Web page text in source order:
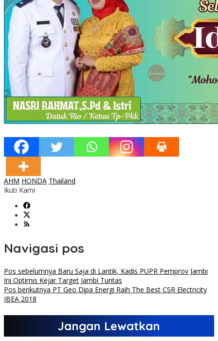
AHM HONDA Thailand
Ikuti Kami
Navigasi pos
Pos sebelumnya Baru Saja di Lantik, Kadis PUPR Pemprov Jambi
Ini Optimis Kejar Target Jambi Tuntas
Pos berikutnya PT Geo Dipa Energi Raih The Best CSR Electricity
IBEA 2018
Jangan Lewatkan